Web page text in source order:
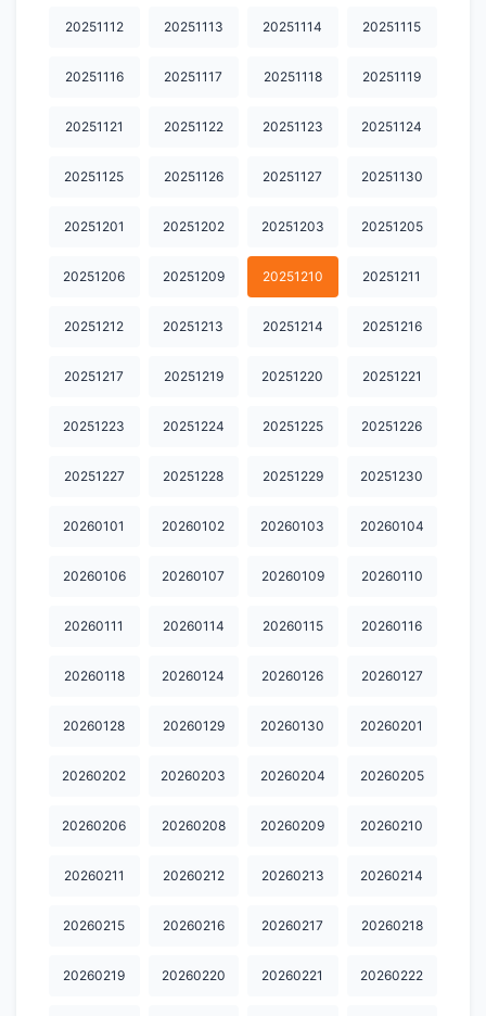
20251112 20251113 20251114 20251115
20251116 20251117 20251118 20251119
20251121 20251122 20251123 20251124
20251125 20251126 20251127 20251130
20251201 20251202 20251203 20251205
20251206 20251209 20251210 20251211
20251212 20251213 20251214 20251216
20251217 20251219 20251220 20251221
20251223 20251224 20251225 20251226
20251227 20251228 20251229 20251230
20260101 20260102 20260103 20260104
20260106 20260107 20260109 20260110
20260111 20260114 20260115 20260116
20260118 20260124 20260126 20260127
20260128 20260129 20260130 20260201
20260202 20260203 20260204 20260205
20260206 20260208 20260209 20260210
20260211 20260212 20260213 20260214
20260215 20260216 20260217 20260218
20260219 20260220 20260221 20260222